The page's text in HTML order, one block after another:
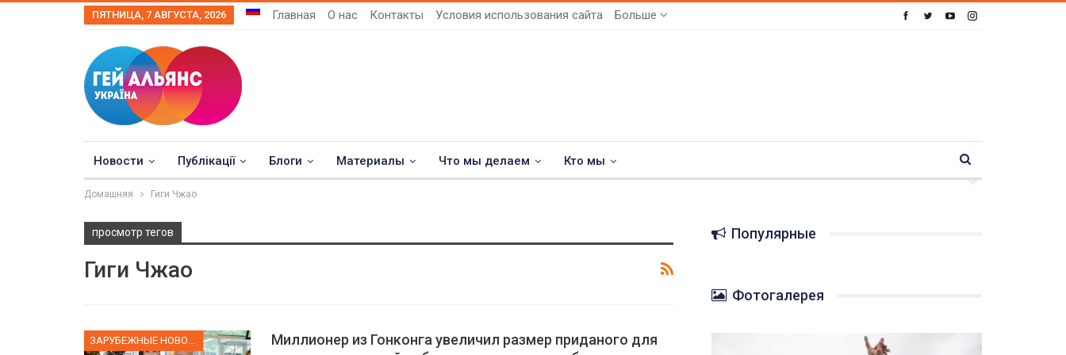
ПЯТНИЦА, 7 АВГУСТА, 2026 Главная О нас Контакты Условия использования сайта Больше
Новости Публікації Блоги Материалы Что мы делаем Кто мы
Домашняя Гиги Чжао
просмотр тегов
Гиги Чжао
Миллионер из Гонконга увеличил размер приданого для
Популярные
Фотогалерея